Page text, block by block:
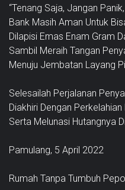
“Tenang Saja, Jangan
Bank Masih Aman Untuk
Dilapisi Emas Enam Gram
Sambil Meraih Tangan
Menuju Jembatan Layang
Selesailah Perjalanan
Diakhiri Dengan
Serta Melunasi Hutangnya
Pamulang, 5 April 2022
Rumah Tanpa Tumbuh